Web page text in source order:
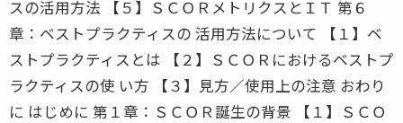
スの活用方法 【５】ＳＣＯＲメトリクスとＩＴ 第６
章：ベストプラクティスの 活用方法について 【１】ベ
ストプラクティスとは 【２】ＳＣＯＲにおけるベストプ
ラクティスの使 い方 【３】見方／使用上の注意 おわり
に はじめに 第１章：ＳＣＯＲ誕生の背景 【１】ＳＣＯ